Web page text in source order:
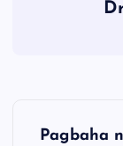
Pagbaha